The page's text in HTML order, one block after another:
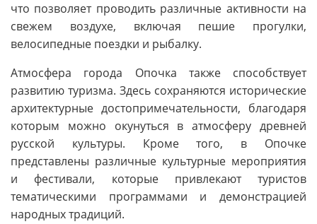
что позволяет проводить различные активности на
свежем воздухе, включая пешие прогулки,
велосипедные поездки и рыбалку.
Атмосфера города Опочка также способствует
развитию туризма. Здесь сохраняются исторические
архитектурные достопримечательности, благодаря
которым можно окунуться в атмосферу древней
русской культуры. Кроме того, в Опочке
представлены различные культурные мероприятия
и фестивали, которые привлекают туристов
тематическими программами и демонстрацией
народных традиций.